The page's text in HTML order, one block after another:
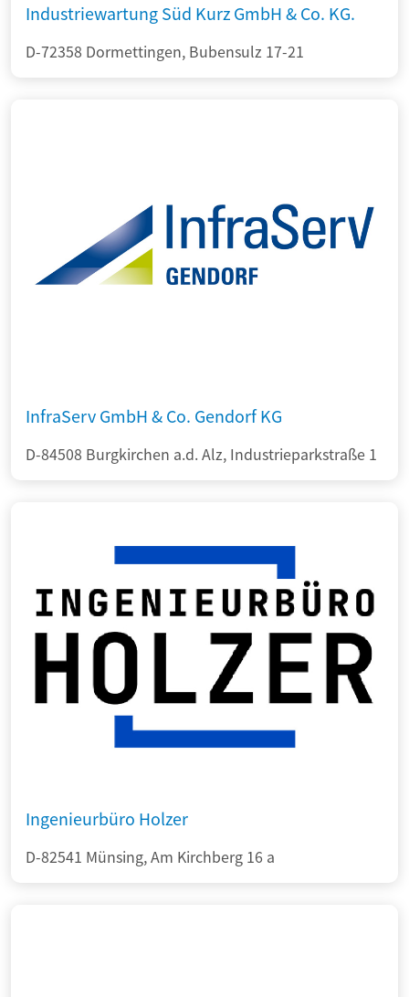
Industriewartung Süd Kurz GmbH & Co. KG.
D-72358 Dormettingen, Bubensulz 17-21
InfraServ GmbH & Co. Gendorf KG
D-84508 Burgkirchen a.d. Alz, Industrieparkstraße 1
Ingenieurbüro Holzer
D-82541 Münsing, Am Kirchberg 16 a